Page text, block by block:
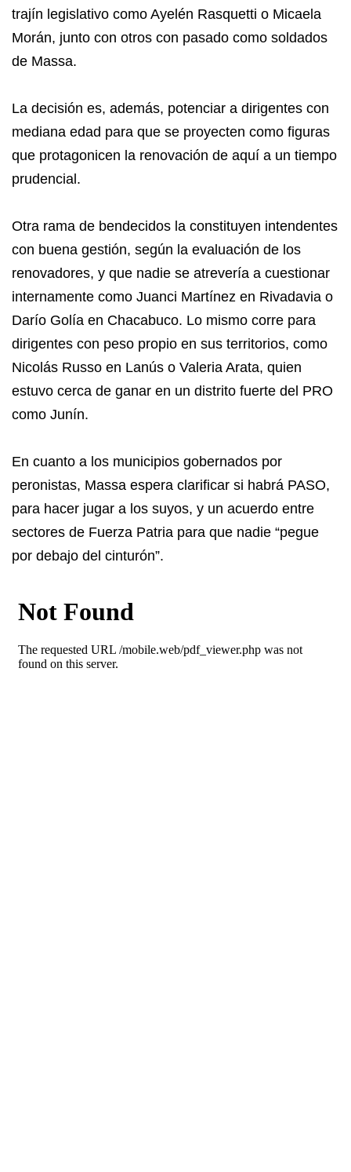
trajín legislativo como Ayelén Rasquetti o Micaela
Morán, junto con otros con pasado como soldados
de Massa.
La decisión es, además, potenciar a dirigentes con
mediana edad para que se proyecten como figuras
que protagonicen la renovación de aquí a un tiempo
prudencial.
Otra rama de bendecidos la constituyen intendentes
con buena gestión, según la evaluación de los
renovadores, y que nadie se atrevería a cuestionar
internamente como Juanci Martínez en Rivadavia o
Darío Golía en Chacabuco. Lo mismo corre para
dirigentes con peso propio en sus territorios, como
Nicolás Russo en Lanús o Valeria Arata, quien
estuvo cerca de ganar en un distrito fuerte del PRO
como Junín.
En cuanto a los municipios gobernados por
peronistas, Massa espera clarificar si habrá PASO,
para hacer jugar a los suyos, y un acuerdo entre
sectores de Fuerza Patria para que nadie “pegue
por debajo del cinturón”.